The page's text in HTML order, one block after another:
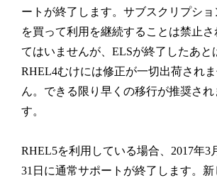
ートが終了します。サブスクリプショ
を買って利用を継続することは禁止さ
てはいませんが、ELSが終了したあと
RHEL4むけには修正が一切出荷され
ん。できる限り早くの移行が推奨され
す。
RHEL5を利用している場合、2017年3
31日に通常サポートが終了します。新